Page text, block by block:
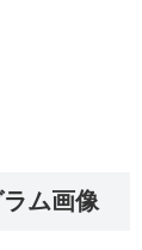
ム画像